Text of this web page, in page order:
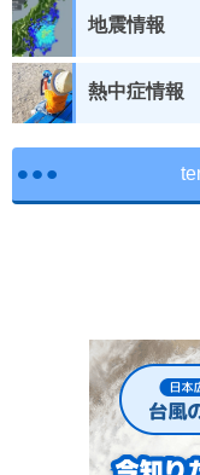
地震情報
熱中症情報